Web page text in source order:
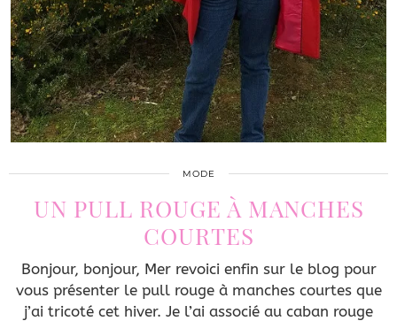
MODE
UN PULL ROUGE À MANCHES
COURTES
Bonjour, bonjour, Mer revoici enfin sur le blog pour
vous présenter le pull rouge à manches courtes que
j’ai tricoté cet hiver. Je l’ai associé au caban rouge